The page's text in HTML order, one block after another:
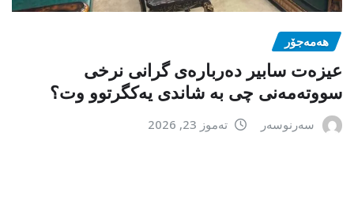
هەمەجۆر
عیزەت سابیر دەربارەی گرانی نرخی
سووتەمەنی چی بە شاندی یەکگرتوو وت؟
سەرنوسەر تەموز 23, 2026